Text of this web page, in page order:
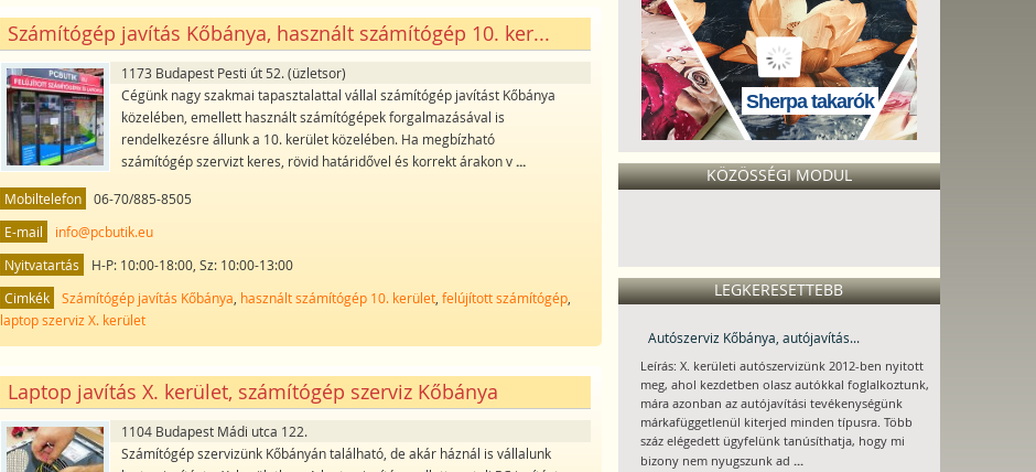
Számítógép javítás Kőbánya, használt számítógép 10. ker...
1173 Budapest Pesti út 52. (üzletsor)
Cégünk nagy szakmai tapasztalattal vállal számítógép javítást Kőbánya
közelében, emellett használt számítógépek forgalmazásával is
rendelkezésre állunk a 10. kerület közelében. Ha megbízható
számítógép szervizt keres, rövid határidővel és korrekt árakon v...
Mobiltelefon
06-70/885-8505
E-mail
info@pcbutik.eu
Nyitvatartás
H-P: 10:00-18:00, Sz: 10:00-13:00
Cimkék
Számítógép javítás Kőbánya használt számítógép 10. kerület ,felújított számítógép
laptop szerviz X. kerület
Laptop javítás X. kerület, számítógép szerviz Kőbánya
1104 Budapest Mádi utca 122.
Számítógép szervizünk Kőbányán található, de akár háznál is vállalunk
Sherpa takarók
KÖZÖSSÉGI MODUL
LEGKERESETTEBB
Autószerviz Kőbánya, autójavítás...
Leírás: X. kerületi autószervizünk 2012-ben nyitott
meg, ahol kezdetben olasz autókkal foglalkoztunk,
mára azonban az autójavítási tevékenységünk
márkafüggetlenül kiterjed minden típusra. Több
száz elégedett ügyfelünk tanúsíthatja, hogy mi
bizony nem nyugszunk ad ...